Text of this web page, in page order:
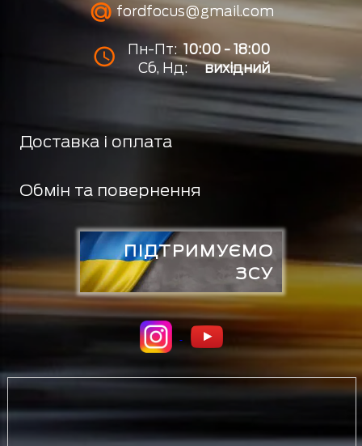
fordfocus@gmail.com
Пн-Пт: 10:00 - 18:00
Сб, Нд:
вихідний
Доставка і оплата
Обмін та повернення
ПІДТРИМУЄМО
ЗСУ